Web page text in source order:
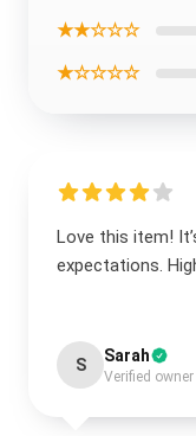
★★☆☆☆
★☆☆☆☆
Love this item!
expectations.
S Sarah
Verified owner